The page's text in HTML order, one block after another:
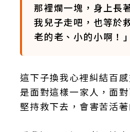
那裡爛一塊，身上長
我兒子走吧，也等於
老的老、小的小啊！」
這下子換我心裡糾結百
是面對這樣一家人，面
堅持救下去，會害苦活